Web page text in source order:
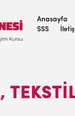
Anasayfa
SSS